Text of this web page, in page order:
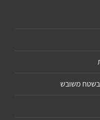
בשטח משובש